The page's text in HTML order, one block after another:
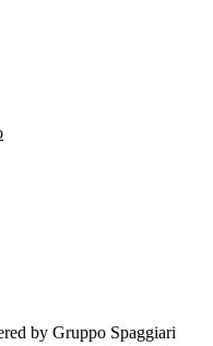
by Gruppo Spaggiari